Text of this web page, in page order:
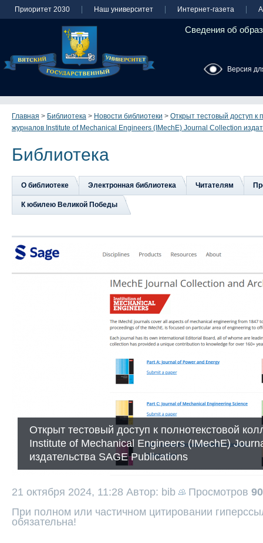
Приоритет 2030 Наш университет Интернет-газета
Сведения об
Версия
Главная > Библиотека > Новости библиотеки > Открыт тестовый доступ к
журналов Institute of Mechanical Engineers (IMechE) Journal Collection
Библиотека
О библиотеке Электронная библиотека Читателям
К юбилею Великой Победы
Открыт тестовый доступ к полнотекстовой
Institute of Mechanical Engineers (IMechE)
издательства SAGE Publications
21 октября 2024, 11:28 Автор: bib Просмотров
При полном или частичном цитировании
обязательна!